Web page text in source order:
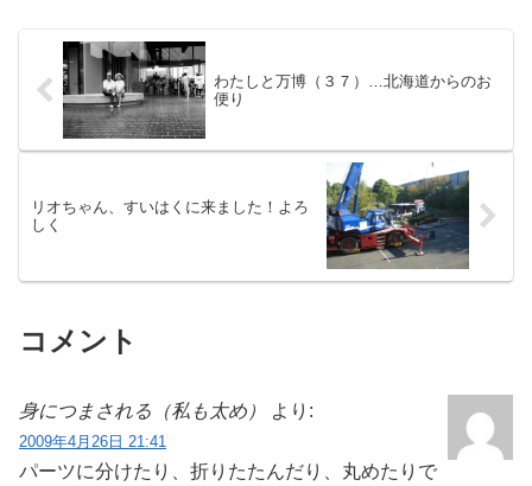
わたしと万博（３７）…北海道からのお
便り
リオちゃん、すいはくに来ました！よろ
しく
コメント
身につまされる（私も太め） より:
2009年4月26日 21:41
パーツに分けたり、折りたたんだり、丸めたりで